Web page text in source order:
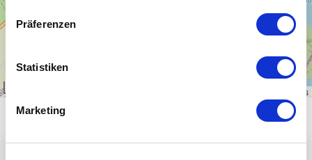
Präferenzen
Statistiken
Marketing
contributors